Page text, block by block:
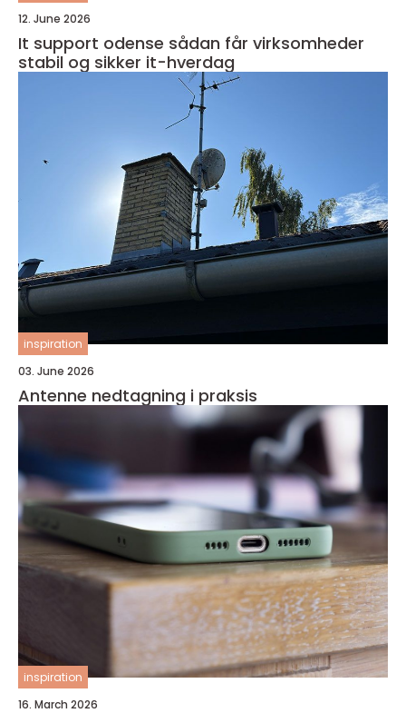
12. June 2026
It support odense sådan får virksomheder
stabil og sikker it-hverdag
inspiration
03. June 2026
Antenne nedtagning i praksis
inspiration
16. March 2026